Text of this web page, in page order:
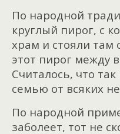
По народной
круглый пирог, с
храм и стояли там
этот пирог между
Считалось, что
семью от всяких
По народной
заболеет, тот не